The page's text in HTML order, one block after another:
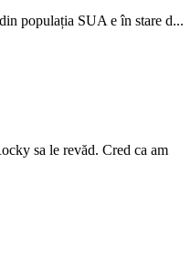
populația SUA e în stare d...
sa le revăd. Cred ca am